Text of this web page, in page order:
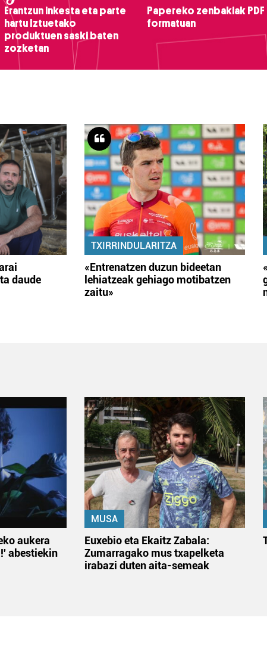
Erantzun inkesta eta parte
hartu Iztuetako
produktuen saski baten
zozketan
Papereko zenbakiak PDF
formatuan
daude
TXIRRINDULARITZA
«Entrenatzen duzun bideetan
lehiatzeak gehiago motibatzen
zaitu»
aukera
abestiekin
MUSA
Euxebio eta Ekaitz Zabala:
Zumarragako mus txapelketa
irabazi duten aita-semeak